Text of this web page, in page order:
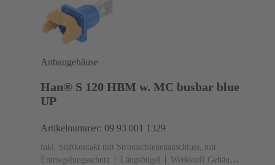
Anbaugehäuse
Han® S 120 HBM w. MC busbar blue
UP
Artikelnummer: 09 93 001 1329
inkl. Stiftkontakt mit Stromschienenanschluss, mit
Entriegelungsschutz
Längsbügel
Werkstoff Gehäuse: